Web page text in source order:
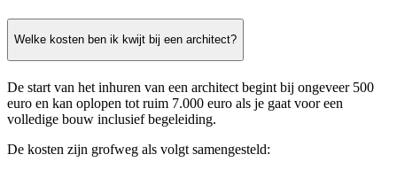
Welke kosten ben ik kwijt bij een architect?
De start van het inhuren van een architect begint bij ongeveer 500
euro en kan oplopen tot ruim 7.000 euro als je gaat voor een
volledige bouw inclusief begeleiding.
De kosten zijn grofweg als volgt samengesteld: